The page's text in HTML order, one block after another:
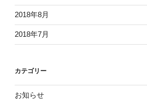
2018年8月
2018年7月
カテゴリー
お知らせ